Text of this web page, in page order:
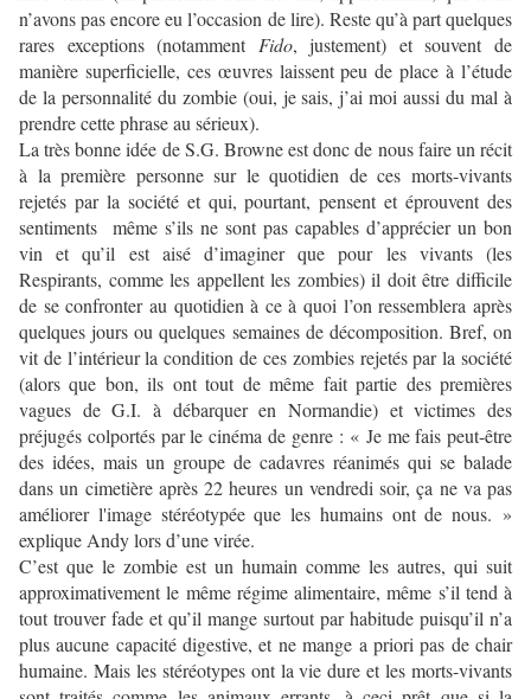
n’avons pas encore eu l’occasion de lire). Reste qu’à part quelques
rares exceptions (notamment Fido, justement) et souvent de
manière superficielle, ces œuvres laissent peu de place à l’étude
de la personnalité du zombie (oui, je sais, j’ai moi aussi du mal à
prendre cette phrase au sérieux).
La très bonne idée de S.G. Browne est donc de nous faire un récit
à la première personne sur le quotidien de ces morts-vivants
rejetés par la société et qui, pourtant, pensent et éprouvent des
sentiments même s’ils ne sont pas capables d’apprécier un bon
vin et qu’il est aisé d’imaginer que pour les vivants (les
Respirants, comme les appellent les zombies) il doit être difficile
de se confronter au quotidien à ce à quoi l’on ressemblera après
quelques jours ou quelques semaines de décomposition. Bref, on
vit de l’intérieur la condition de ces zombies rejetés par la société
(alors que bon, ils ont tout de même fait partie des premières
vagues de G.I. à débarquer en Normandie) et victimes des
préjugés colportés par le cinéma de genre : « Je me fais peut-être
des idées, mais un groupe de cadavres réanimés qui se balade
dans un cimetière après 22 heures un vendredi soir, ça ne va pas
améliorer l'image stéréotypée que les humains ont de nous. »
explique Andy lors d’une virée.
C’est que le zombie est un humain comme les autres, qui suit
approximativement le même régime alimentaire, même s’il tend à
tout trouver fade et qu’il mange surtout par habitude puisqu’il n’a
plus aucune capacité digestive, et ne mange a priori pas de chair
humaine. Mais les stéréotypes ont la vie dure et les morts-vivants